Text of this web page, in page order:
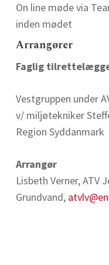
On line møde via
inden mødet
Arrangører
Faglig
Vestgruppen under
v/ miljøtekniker
Region Syddanmark
Arrangør
Lisbeth Verner, ATV
Grundvand,